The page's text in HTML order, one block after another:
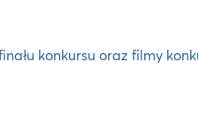
konkursu oraz filmy